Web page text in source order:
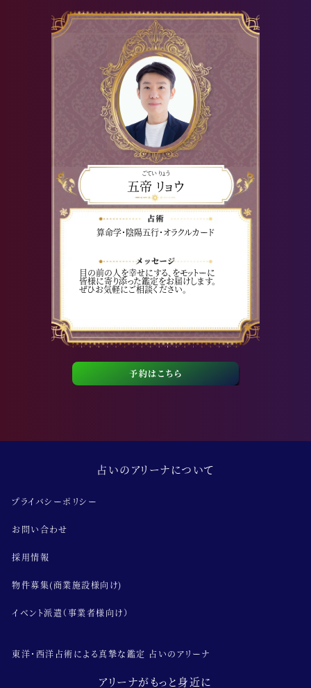
ごてい りょう
五帝 リョウ
算命学・陰陽五行・オラクルカード
目の前の人を幸せにする、をモットーに
皆様に寄り添った鑑定をお届けします。
ぜひお気軽にご相談ください。
予約はこちら
占いのアリーナについて
プライバシーポリシー
お問い合わせ
採用情報
物件募集(商業施設様向け)
イベント派遣（事業者様向け）
東洋･西洋占術による真摯な鑑定 占いのアリーナ
アリーナがもっと身近に